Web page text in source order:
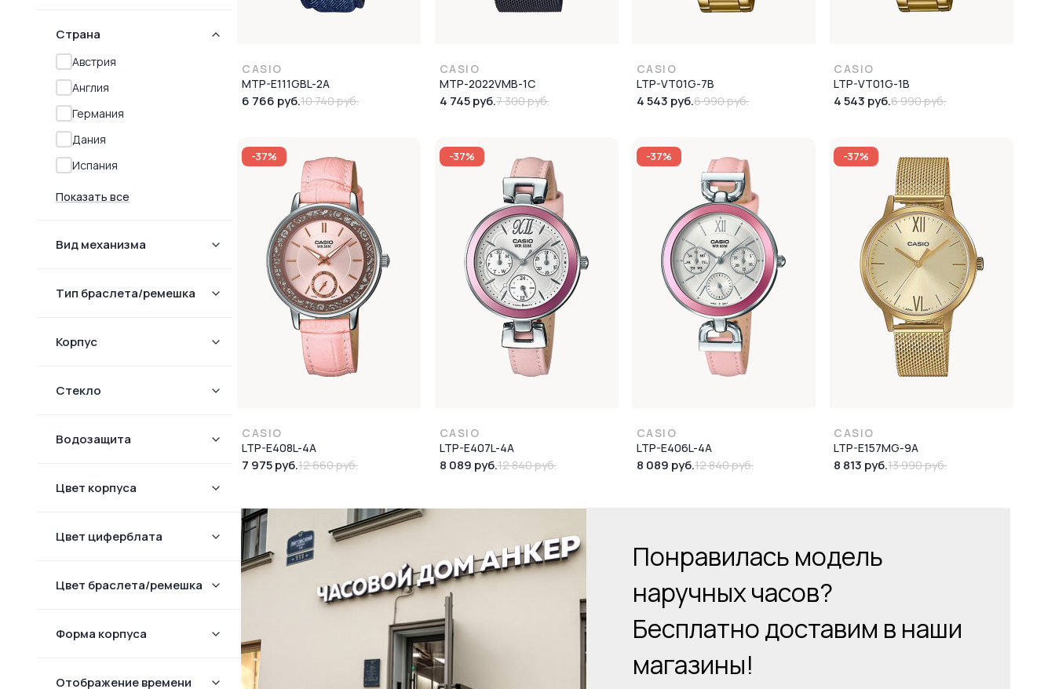
Страна
Австрия
Англия
Германия
Дания
Испания
Показать все
Вид механизма
Тип браслета/ремешка
Корпус
Стекло
Водозащита
Цвет корпуса
Цвет циферблата
Цвет браслета/ремешка
Форма корпуcа
Отображение времени
CASIO
MTP-E111GBL-2A
6 766 руб.10 740 руб.
CASIO
MTP-2022VMB-1C
4 745 руб.7 300 руб.
CASIO
LTP-VT01G-7B
4 543 руб.6 990 руб.
CASIO
LTP-VT01G-1B
4 543 руб.6 990 руб.
-37%
CASIO
LTP-E408L-4A
7 975 руб.12 660 руб.
-37%
CASIO
LTP-E407L-4A
8 089 руб.12 840 руб.
-37%
CASIO
LTP-E406L-4A
8 089 руб.12 840 руб.
-37%
CASIO
LTP-E157MG-9A
8 813 руб.13 990 руб.
Понравилась модель
наручных часов?
Бесплатно доставим в наши
магазины!